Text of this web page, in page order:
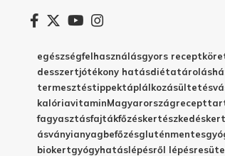
egészségfelhasználásgyors recept
desszertjótékony hatásdiétatárolás
termesztéstippektáplálkozásültetés
kalóriavitaminMagyarországrecept
fagyasztásfajtákfőzéskertészkedéskert
ásványianyagbefőzésgluténmentes
biokertgyógyhatáslépésről lépésre